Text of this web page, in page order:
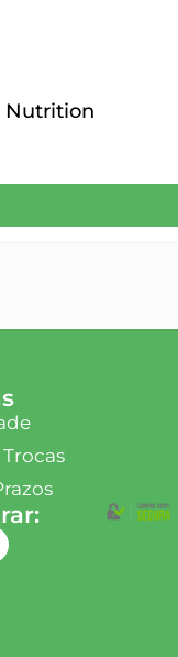
Nutrition